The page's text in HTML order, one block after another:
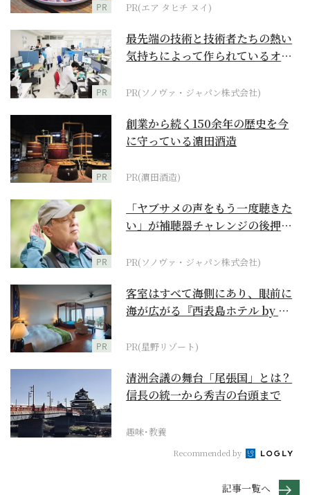
PR PR(エア タヒチ ヌイ)
PR
最先端の技術と技術者たちの熱い
気持ちによって作られているオー
PR(ソノヴァ・ジャパン株式会社)
PR
創業から続く150余年の歴史を今
に守っている濵田酒造
PR(濵田酒造)
PR
「ヤブサメの声をもう一度聴きた
い」が補聴器チャレンジの後押し
PR(ソノヴァ・ジャパン株式会社)
PR
客室はすべて海側にあり、眼前に
海が広がる『西表島ホテル by 星
PR(星野リゾート)
清洲会議の舞台「尾張国」とは？
信長の統一から秀吉の台頭まで
趣味･教養
Recommended by
記事一覧へ